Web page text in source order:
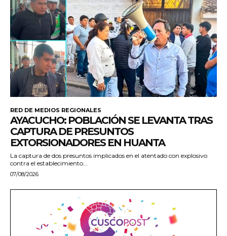
RED DE MEDIOS REGIONALES
AYACUCHO: POBLACIÓN SE LEVANTA TRAS
CAPTURA DE PRESUNTOS
EXTORSIONADORES EN HUANTA
La captura de dos presuntos implicados en el atentado con explosivo
contra el establecimiento...
07/08/2026